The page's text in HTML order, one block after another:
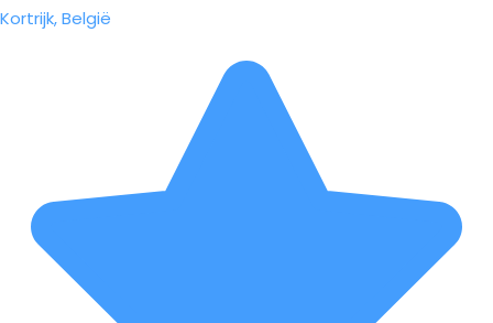
Kortrijk, België